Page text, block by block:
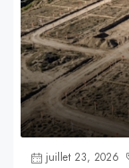
juillet 23, 2026